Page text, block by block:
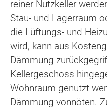
reiner Nutzkeller
Stau- und Lagerraum
die Lüftungs- und
wird, kann aus
Dämmung
Kellergeschoss
Wohnraum genutzt
Dämmung vonnöten.